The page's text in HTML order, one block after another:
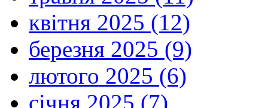
квітня 2025 (12)
березня 2025 (9)
лютого 2025 (6)
січня 2025 (7)